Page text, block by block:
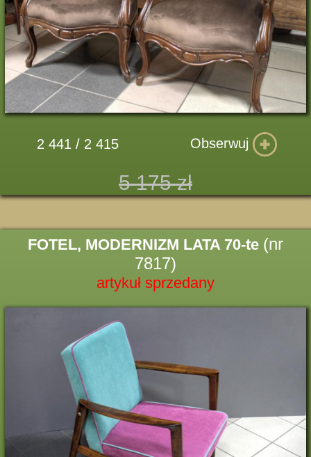
2 441 / 2 415 Obserwuj
5 175 zł
FOTEL, MODERNIZM LATA 70-te (nr
7817)
artykuł sprzedany